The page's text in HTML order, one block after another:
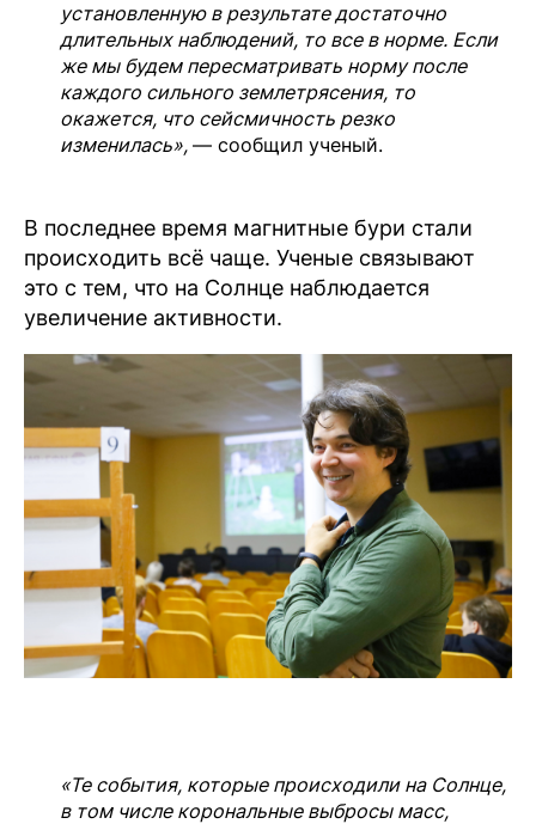
установленную в результате достаточно
длительных наблюдений, то все в норме. Если
же мы будем пересматривать норму после
каждого сильного землетрясения, то
окажется, что сейсмичность резко
изменилась», — сообщил ученый.
В последнее время магнитные бури стали
происходить всё чаще. Ученые связывают
это с тем, что на Солнце наблюдается
увеличение активности.
«Те события, которые происходили на Солнце,
в том числе корональные выбросы масс,